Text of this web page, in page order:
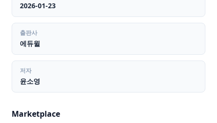
2026-01-23
출판사
에듀윌
저자
윤소영
Marketplace